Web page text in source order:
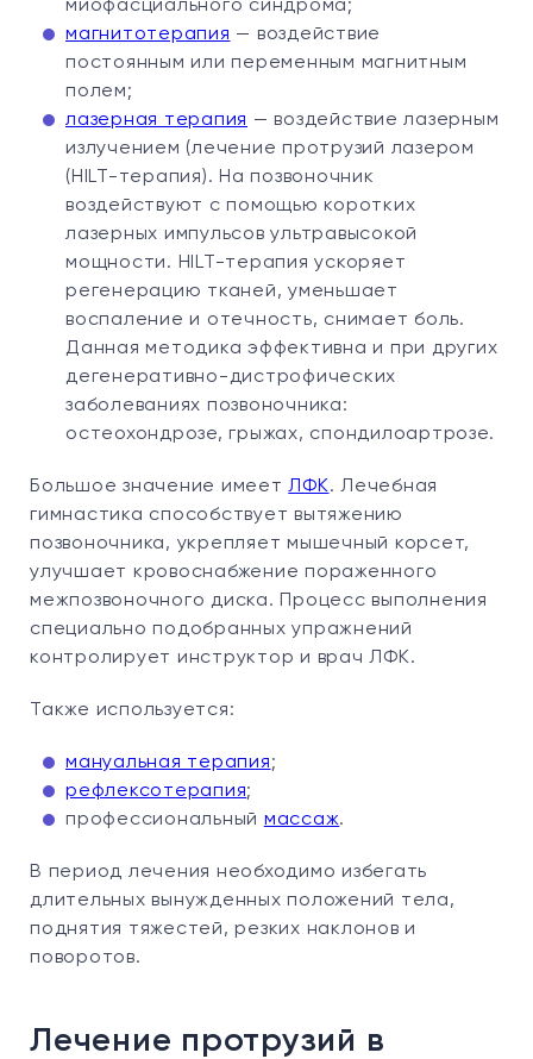
миофасциального синдрома;
магнитотерапия — воздействие
постоянным или переменным магнитным
полем;
лазерная терапия — воздействие лазерным
излучением (лечение протрузий лазером
(HILT-терапия). На позвоночник
воздействуют с помощью коротких
лазерных импульсов ультравысокой
мощности. HILT-терапия ускоряет
регенерацию тканей, уменьшает
воспаление и отечность, снимает боль.
Данная методика эффективна и при других
дегенеративно-дистрофических
заболеваниях позвоночника:
остеохондрозе, грыжах, спондилоартрозе.
Большое значение имеетЛФК. Лечебная
гимнастика способствует вытяжению
позвоночника, укрепляет мышечный корсет,
улучшает кровоснабжение пораженного
межпозвоночного диска. Процесс выполнения
специально подобранных упражнений
контролирует инструктор и врач ЛФК.
Также используется:
мануальная терапия;
рефлексотерапия;
профессиональный массаж.
В период лечения необходимо избегать
длительных вынужденных положений тела,
поднятия тяжестей, резких наклонов и
поворотов.
Лечение протрузий в